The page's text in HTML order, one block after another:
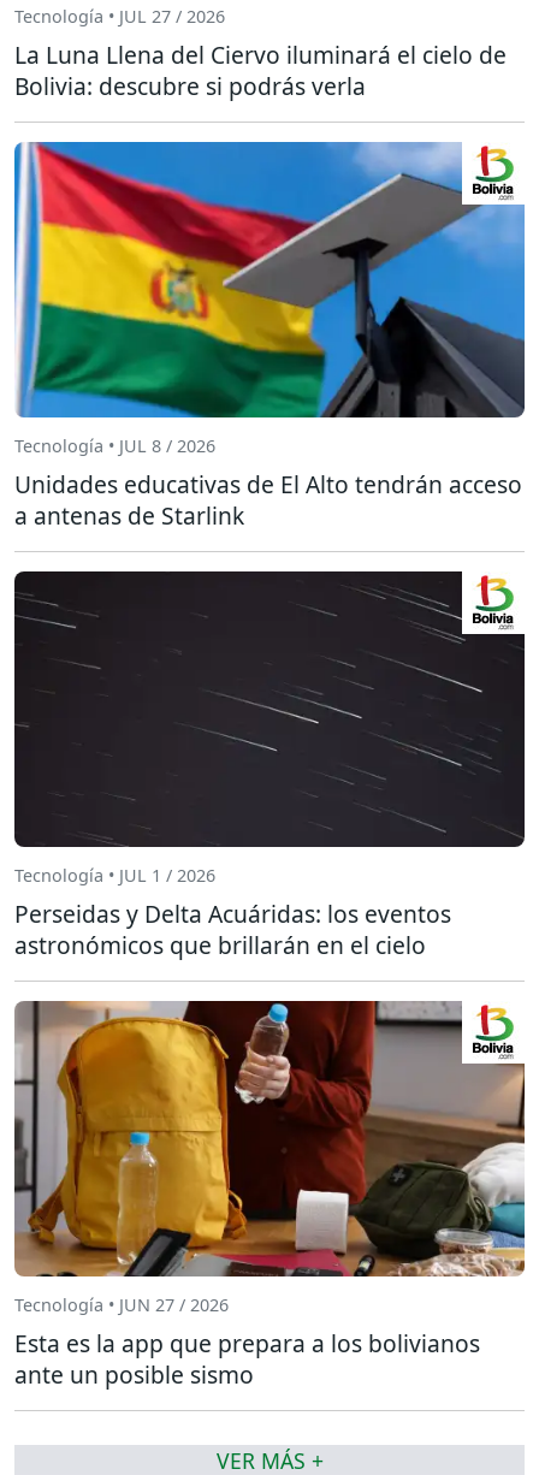
Tecnología • JUL 27 / 2026
La Luna Llena del Ciervo iluminará el cielo de
Bolivia: descubre si podrás verla
Tecnología • JUL 8 / 2026
Unidades educativas de El Alto tendrán acceso
a antenas de Starlink
Tecnología • JUL 1 / 2026
Perseidas y Delta Acuáridas: los eventos
astronómicos que brillarán en el cielo
Tecnología • JUN 27 / 2026
Esta es la app que prepara a los bolivianos
ante un posible sismo
VER MÁS +